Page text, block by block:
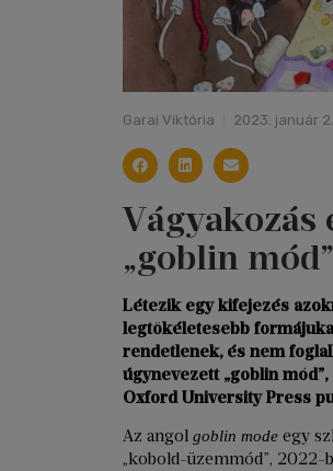
Garai Viktória 2023. január 2.
„goblin
Létezik egy kifejezés
legtökéletesebb
rendetlenek, és nem
úgynevezett „goblin
Oxford University Press
Az angol goblin mode egy
„kobold-üzemmód”, 2022-